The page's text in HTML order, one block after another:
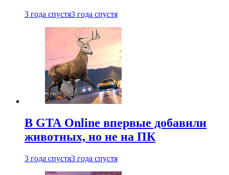
3 года спустя3 года спустя
В GTA Online впервые добавили
животных, но не на ПК
3 года спустя3 года спустя